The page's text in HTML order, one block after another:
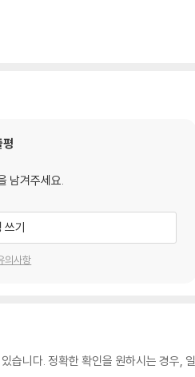
평
남겨주세요.
쓰기
의사항
습니다. 정확한 확인을 원하시는 경우, 일